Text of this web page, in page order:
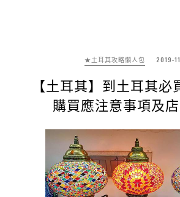
★土耳其攻略懶人包 2019-
【土耳其】到土耳其
購買應注意事項及